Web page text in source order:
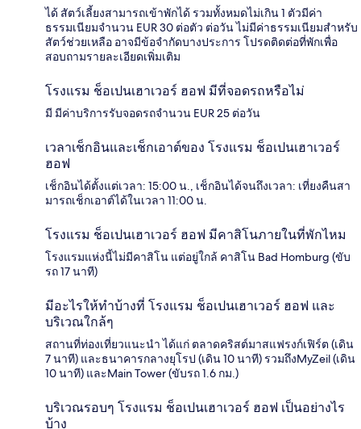
ได้ สัตว์เลี้ยงสามารถเข้าพักได้ รวมทั้งหมดไม่เกิน 1 ตัวมีค่า
ธรรมเนียมจำนวน EUR 30 ต่อตัว ต่อวัน ไม่มีค่าธรรมเนียมสำหรับ
สัตว์ช่วยเหลือ อาจมีข้อจำกัดบางประการ โปรดติดต่อที่พักเพื่อ
สอบถามรายละเอียดเพิ่มเติม
โรงแรม ช็อเปนเฮาเวอร์ ฮอฟ มีที่จอดรถหรือไม่
มี มีค่าบริการรับจอดรถจำนวน EUR 25 ต่อวัน
เวลาเช็กอินและเช็กเอาต์ของ โรงแรม ช็อเปนเฮาเวอร์
ฮอฟ
เช็กอินได้ตั้งแต่เวลา: 15:00 น., เช็กอินได้จนถึงเวลา: เที่ยงคืนสา
มารถเช็กเอาต์ได้ในเวลา 11:00 น.
โรงแรม ช็อเปนเฮาเวอร์ ฮอฟ มีคาสิโนภายในที่พักไหม
โรงแรมแห่งนี้ไม่มีคาสิโน แต่อยู่ใกล้ คาสิโน Bad Homburg (ขับ
รถ 17 นาที)
มีอะไรให้ทำบ้างที่ โรงแรม ช็อเปนเฮาเวอร์ ฮอฟ และ
บริเวณใกล้ๆ
สถานที่ท่องเที่ยวแนะนำ ได้แก่ ตลาดคริสต์มาสแฟรงก์เฟิร์ต (เดิน
7 นาที) และธนาคารกลางยุโรป (เดิน 10 นาที) รวมถึงMyZeil (เดิน
10 นาที) และMain Tower (ขับรถ 1.6 กม.)
บริเวณรอบๆ โรงแรม ช็อเปนเฮาเวอร์ ฮอฟ เป็นอย่างไร
บ้าง